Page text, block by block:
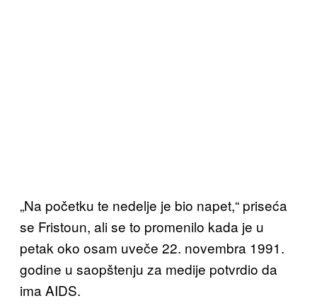
„Na početku te nedelje je bio napet,“ priseća
se Fristoun, ali se to promenilo kada je u
petak oko osam uveče 22. novembra 1991.
godine u saopštenju za medije potvrdio da
ima AIDS.